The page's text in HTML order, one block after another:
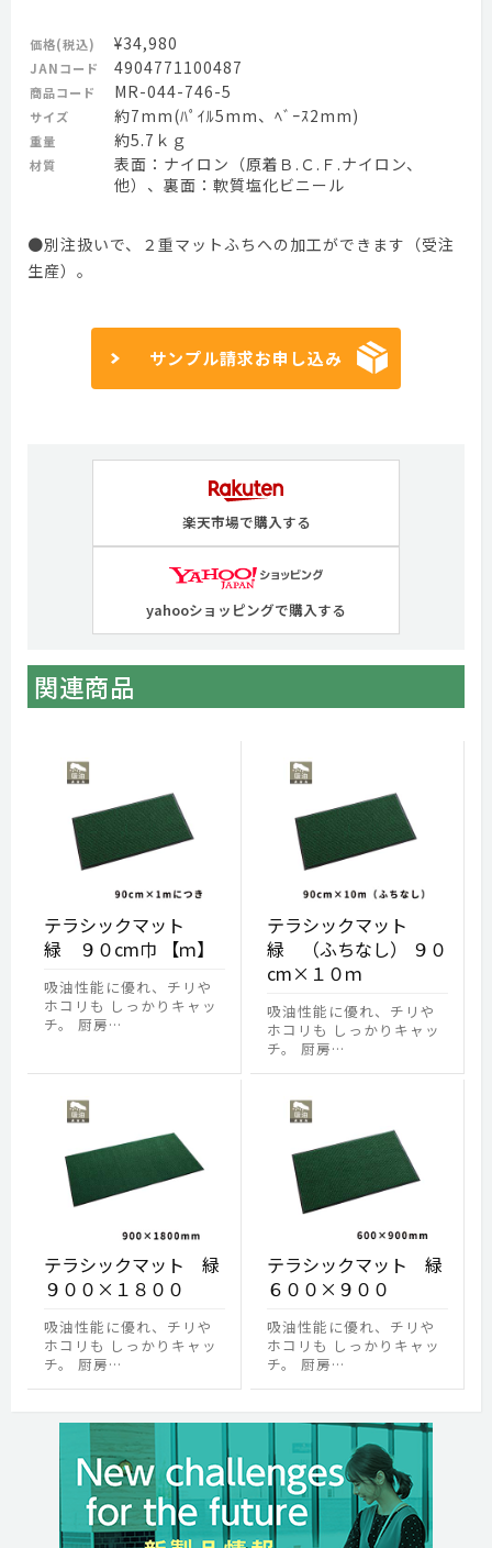
価格(税込) ¥34,980
JANコード 4904771100487
商品コード MR-044-746-5
サイズ 約7mm(ﾊﾟｲﾙ5mm、ﾍﾞｰｽ2mm)
重量 約5.7ｋｇ
材質
表面：ナイロン（原着Ｂ.Ｃ.Ｆ.ナイロン、
他）、裏面：軟質塩化ビニール
●別注扱いで、２重マットふちへの加工ができます（受注
生産）。
サンプル請求お申し込み
楽天市場で購入する
yahooショッピングで購入する
関連商品
テラシックマット
緑 ９０cm巾 【ｍ】
吸油性能に優れ、チリや
ホコリも しっかりキャッ
チ。 厨房…
テラシックマット
緑 （ふちなし） ９０
cm×１０ｍ
吸油性能に優れ、チリや
ホコリも しっかりキャッ
チ。 厨房…
テラシックマット 緑
９００×１８００
吸油性能に優れ、チリや
ホコリも しっかりキャッ
チ。 厨房…
テラシックマット 緑
６００×９００
吸油性能に優れ、チリや
ホコリも しっかりキャッ
チ。 厨房…